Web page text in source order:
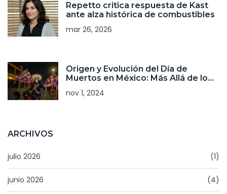
Repetto critica respuesta de Kast
ante alza histórica de combustibles
mar 26, 2026
Origen y Evolución del Día de
Muertos en México: Más Allá de lo
nov 1, 2024
ARCHIVOS
julio 2026 (1)
junio 2026 (4)